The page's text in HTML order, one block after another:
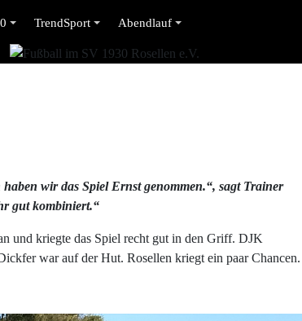
TrendSport Abendlauf
wir das Spiel Ernst genommen.“, sagt Trainer
gut kombiniert.“
und kriegte das Spiel recht gut in den Griff. DJK
war auf der Hut. Rosellen kriegt ein paar Chancen.